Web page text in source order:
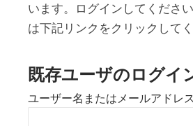
います。ログインしてくださ
は下記リンクをクリックしてく
既存ユーザのログイ
ユーザー名またはメールアドレス